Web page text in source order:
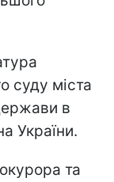
суду міста
в
України.
та